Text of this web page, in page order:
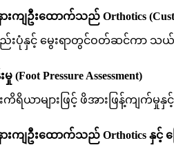
းထောက်သည် Orthotics
ပုံနှင့် မွေးရာတွင်ဝတ်ဆင်ကာ သယ်
Pressure Assessment)
ယာများဖြင့် ဖိအားဖြန့်ကျက်မှုနှ
းထောက်သည် Orthotics နှင့် ခြေစစ်